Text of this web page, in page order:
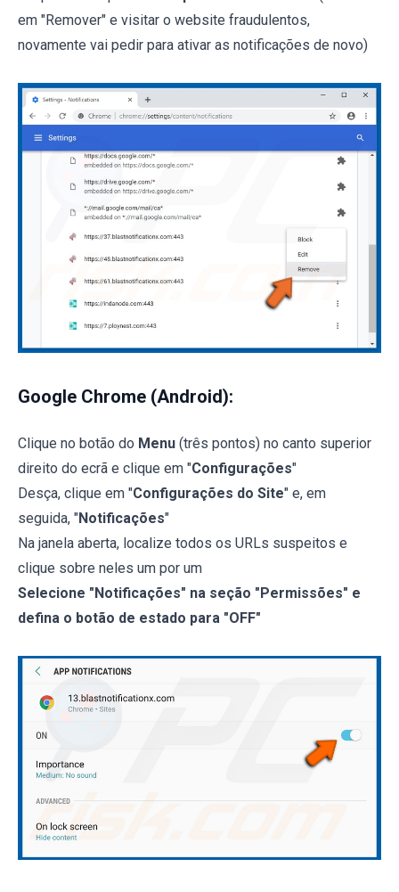
em "Remover" e visitar o website fraudulentos,
novamente vai pedir para ativar as notificações de novo)
Google Chrome (Android):
Clique no botão do Menu (três pontos) no canto superior
direito do ecrã e clique em "Configurações"
Desça, clique em "Configurações do Site" e, em
seguida, "Notificações"
Na janela aberta, localize todos os URLs suspeitos e
clique sobre neles um por um
Selecione "Notificações" na seção "Permissões" e
defina o botão de estado para "OFF"